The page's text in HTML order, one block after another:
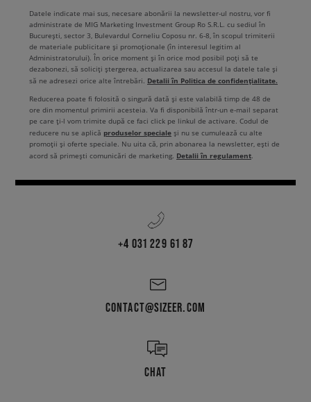
Datele indicate mai sus, necesare abonării la newsletter-ul nostru, vor fi
administrate de MIG Marketing Investment Group Ro S.R.L. cu sediul în
București, sector 3, Bulevardul Corneliu Coposu nr. 6-8, în scopul trimiterii
de materiale publicitare și promoționale (în interesul legitim al
Administratorului). În orice moment și în orice mod posibil poți să te
dezabonezi, să soliciți ștergerea, actualizarea sau accesul la datele tale și
să ne adresezi orice alte întrebări. Detalii în Politica de confidențialitate.
Reducerea poate fi folosită o singură dată și este valabilă timp de 48 de
ore din momentul primirii acesteia. Va fi disponibilă într-un e-mail separat
pe care ți-l vom trimite după ce faci click pe linkul de activare. Codul de
reducere nu se aplică produselor speciale și nu se cumulează cu alte
promoții și oferte speciale. Nu uita că, prin abonarea la newsletter, ești de
acord să primești comunicări de marketing. Detalii în regulament.
+4 031 229 61 87
CONTACT@SIZEER.COM
CHAT